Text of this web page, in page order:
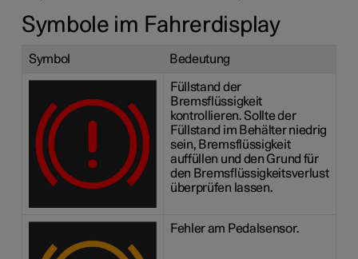
Symbole im Fahrerdisplay
Symbol Bedeutung
Füllstand der
Bremsflüssigkeit
kontrollieren. Sollte der
Füllstand im Behälter niedrig
sein, Bremsflüssigkeit
auffüllen und den Grund für
den Bremsflüssigkeitsverlust
überprüfen lassen.
Fehler am Pedalsensor.